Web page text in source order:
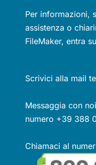
Per informazioni,
assistenza o
FileMaker, entra
Scrivici alla mail
Messaggia con
numero +39 388
Chiamaci al